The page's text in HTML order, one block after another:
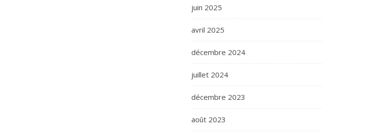
juin 2025
avril 2025
décembre 2024
juillet 2024
décembre 2023
août 2023